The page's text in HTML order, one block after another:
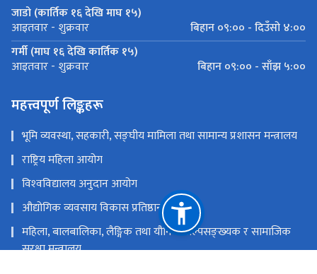
जाडो (कार्तिक १६ देखि माघ १५)
आइतवार - शुक्रवार
बिहान ०९:०० - दिउँसो ४:००
गर्मी (माघ १६ देखि कार्तिक १५)
आइतवार - शुक्रवार बिहान ०९:०० - साँझ ५:००
महत्त्वपूर्ण लिङ्कहरू
भूमि व्यवस्था, सहकारी, सङ्‍घीय मामिला तथा सामान्य प्रशासन मन्त्रालय
राष्ट्रिय महिला आयोग
विश्‍वविद्यालय अनुदान आयोग
औद्योगिक व्यवसाय विकास प्रतिष्ठान
महिला, बालबालिका, लैङ्गिक तथा यौनिक अल्पसङ्‍ख्‍यक र सामाजिक
सुरक्षा मन्त्रालय